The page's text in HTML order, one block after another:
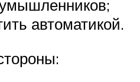
автоматикой.